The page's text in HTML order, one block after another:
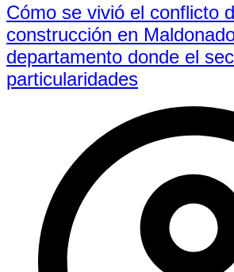
Cómo se vivió el conflicto
construcción en
departamento donde el
particularidades